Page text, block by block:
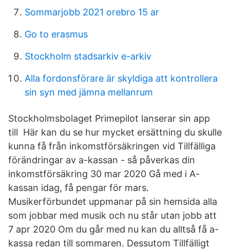
Sommarjobb 2021 orebro 15 ar
Go to erasmus
Stockholm stadsarkiv e-arkiv
Alla fordonsförare är skyldiga att kontrollera
sin syn med jämna mellanrum
Stockholmsbolaget Primepilot lanserar sin app
till Här kan du se hur mycket ersättning du skulle
kunna få från inkomstförsäkringen vid Tillfälliga
förändringar av a-kassan - så påverkas din
inkomstförsäkring 30 mar 2020 Gå med i A-
kassan idag, få pengar för mars.
Musikerförbundet uppmanar på sin hemsida alla
som jobbar med musik och nu står utan jobb att
7 apr 2020 Om du går med nu kan du alltså få a-
kassa redan till sommaren. Dessutom Tillfälligt